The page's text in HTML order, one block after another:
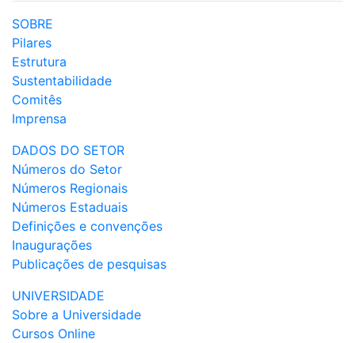
SOBRE
Pilares
Estrutura
Sustentabilidade
Comitês
Imprensa
DADOS DO SETOR
Números do Setor
Números Regionais
Números Estaduais
Definições e convenções
Inaugurações
Publicações de pesquisas
UNIVERSIDADE
Sobre a Universidade
Cursos Online